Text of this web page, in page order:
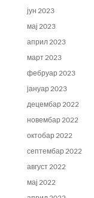
јун 2023
мај 2023
април 2023
март 2023
фебруар 2023
јануар 2023
децембар 2022
новембар 2022
октобар 2022
септембар 2022
август 2022
мај 2022